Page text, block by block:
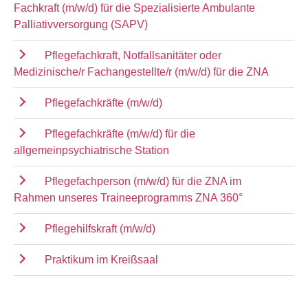
Fachkraft (m/w/d) für die Spezialisierte Ambulante
Palliativversorgung (SAPV)
Pflegefachkraft, Notfallsanitäter oder
Medizinische/r Fachangestellte/r (m/w/d) für die ZNA
Pflegefachkräfte (m/w/d)
Pflegefachkräfte (m/w/d) für die
allgemeinpsychiatrische Station
Pflegefachperson (m/w/d) für die ZNA im
Rahmen unseres Traineeprogramms ZNA 360°
Pflegehilfskraft (m/w/d)
Praktikum im Kreißsaal